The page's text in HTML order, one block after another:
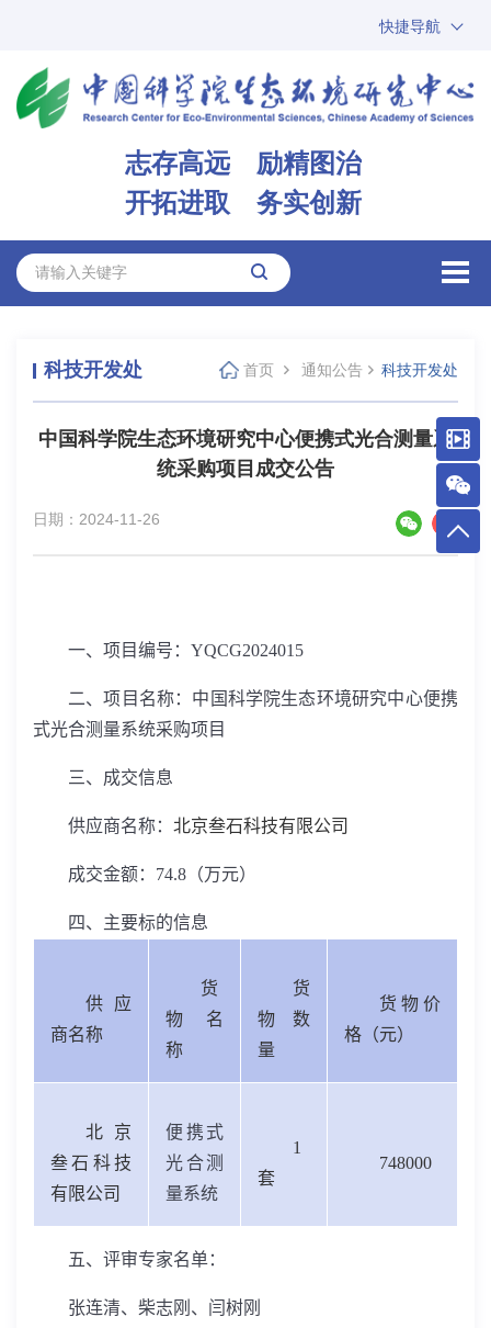
快捷导航
ARP
邮箱
志存高远 励精图治
开拓进取 务实创新
科技开发处 首页 通知公告 科技开发处
中国科学院生态环境研究中心便携式光合测量系
统采购项目成交公告
日期：2024-11-26
一、项目编号： YQCG2024015
二、项目名称：中国科学院生态环境研究中心便携
式光合测量系统采购项目
三、成交信息
供应商名称： 北京叁石科技有限公司
成交金额： 74.8 （万元）
四、主要标的信息
供应
商名称
货
物名
称
货
物数
量
货物价
格（元）
北京
叁石科技
有限公司
便携式
光合测
量系统
1
套
748000
五、评审专家名单：
张连清、柴志刚、闫树刚